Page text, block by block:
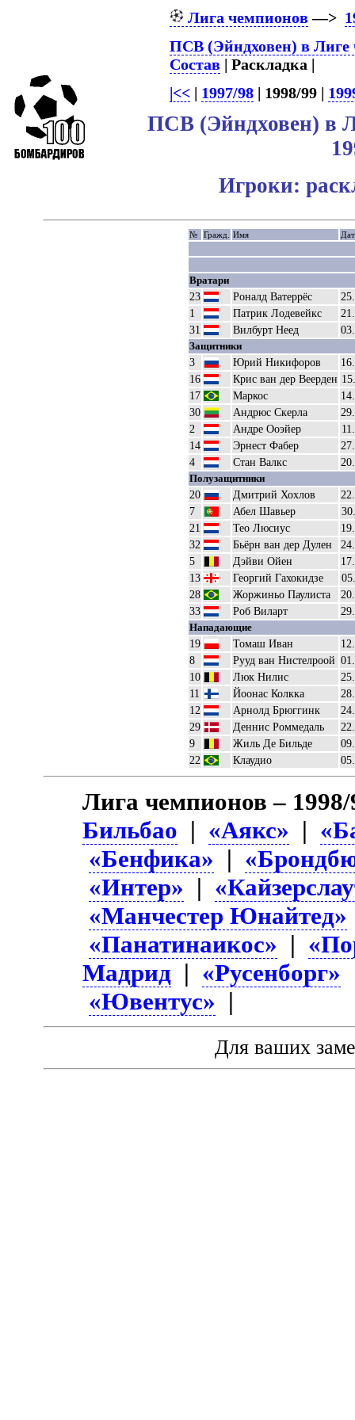
Лига чемпионов—>
ПСВ (Эйндховен) в Лиге
Состав| Раскладка |
|<<| 1997/98| 1998/99 |
ПСВ (Эйндховен) в
Игроки:
№ Гражд. Имя
Вратари
23 Роналд Ватеррёс
1
Патрик Лодевейкс
31
Вилбурт Неед
Защитники
3 Юрий Никифоров
16
Крис ван дер Веерден
17
Маркос
30
Андрюс Скерла
2
Андре Ооэйер
14
Эрнест Фабер
4
Стан Валкс
Полузащитники
20 Дмитрий Хохлов
7
Абел Шавьер
21
Тео Люсиус
32
Бьёрн ван дер Дулен
5
Дэйви Ойен
13
Георгий Гахокидзе
28
Жоржиньо Паулиста
33
Роб Виларт
Нападающие
19 Томаш Иван
8
Рууд ван Нистелроой
10
Люк Нилис
11
Йоонас Колкка
12
Арнолд Брюггинк
29
Деннис Роммедаль
9
Жиль Де Бильде
22
Клаудио
Лига чемпионов –
Бильбао | «Аякс» |
«Бенфика» |
«Интер» |
«Манчестер Юнайтед»
«Панатинаикос» |
Мадрид | «Русенборг»
«Ювентус» |
Для ваших